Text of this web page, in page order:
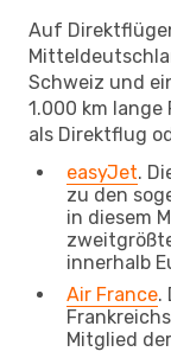
Auf
Schweiz und
1.000 km
als Direktflug
easyJet.
zu den
in diesem
innerhalb
Air France.
Mitglied